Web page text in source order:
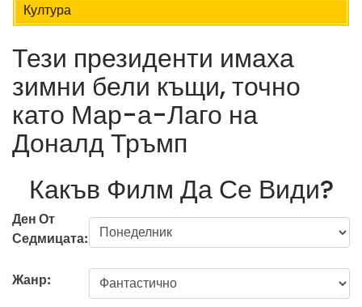
Култура
Тези президенти имаха
зимни бели къщи, точно
като Мар-а-Лаго на
Доналд Тръмп
Какъв Филм Да Се Види?
Ден От
Седмицата:
Жанр: